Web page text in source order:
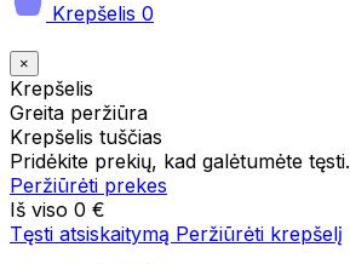
Krepšelis 0
×
Krepšelis
Greita peržiūra
Krepšelis tuščias
Pridėkite prekių, kad galėtumėte tęsti.
Peržiūrėti prekes
Iš viso 0 €
Tęsti atsiskaitymą Peržiūrėti krepšelį